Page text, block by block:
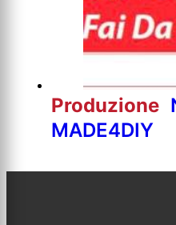
Produzione
MADE4DIY